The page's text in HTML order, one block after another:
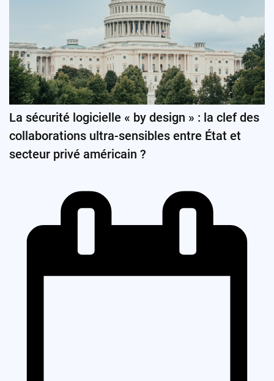
La sécurité logicielle « by design » : la clef des
collaborations ultra-sensibles entre État et
secteur privé américain ?